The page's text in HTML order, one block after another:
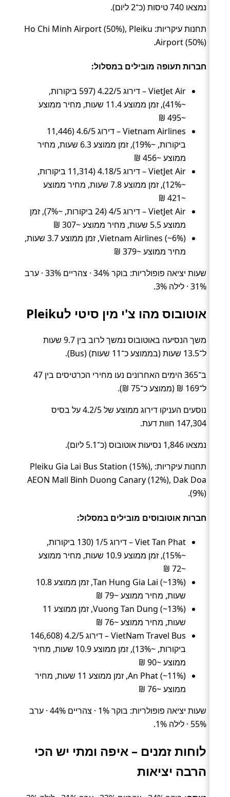
נמצאו 740 טיסות (כ־2 ליום).
תחנות עיקריות: Ho Chi Minh Airport (50%), Pleiku
Airport (50%).
חברות תעופה מובילים במסלול:
VietJet Air – דירוג 4.22/5 (597 ביקורות,
~41%), זמן ממוצע 11.4 שעות, מחיר ממוצע
~495 ₪
Vietnam Airlines – דירוג 4.6/5 (11,446
ביקורות, ~19%), זמן ממוצע 6.3 שעות, מחיר
ממוצע ~456 ₪
VietJet Air – דירוג 4.18/5 (11,314 ביקורות,
~12%), זמן ממוצע 7.8 שעות, מחיר ממוצע
~421 ₪
VietJet Air – דירוג 4/5 (24 ביקורות, ~7%), זמן
ממוצע 5.5 שעות, מחיר ממוצע ~307 ₪
Vietnam Airlines (~6%), זמן ממוצע 3.7 שעות,
מחיר ממוצע ~379 ₪
שעות יציאה פופולריות: בוקר 34% · צהריים 33% · ערב
31% · לילה 3%.
אוטובוס מהו צ'י מין סיטי לPleiku
משך הנסיעה באוטובוס נמשך לרוב בין 9.7 שעות
ל־13.5 שעות (בממוצע כ־11 שעות) (Bus).
ב־365 הימים האחרונים נעו מחירי הכרטיסים בין 47
ל־169 ₪ (ממוצע כ־75 ₪).
נוסעים העניקו דירוג ממוצע של 4.2/5 על בסיס
147,304 חוות דעת.
נמצאו 1,846 נסיעות אוטובוס (כ־5.1 ליום).
תחנות עיקריות: Pleiku Gia Lai Bus Station (15%),
AEON Mall Binh Duong Canary (12%), Dak Doa
(9%).
חברות אוטובוסים מובילים במסלול:
Viet Tan Phat – דירוג 1/5 (130 ביקורות,
~15%), זמן ממוצע 10.9 שעות, מחיר ממוצע
~72 ₪
Tan Hung Gia Lai (~13%), זמן ממוצע 10.8
שעות, מחיר ממוצע ~79 ₪
Vuong Tan Dung (~13%), זמן ממוצע 11
שעות, מחיר ממוצע ~76 ₪
VietNam Travel Bus – דירוג 4.2/5 (146,608
ביקורות, ~13%), זמן ממוצע 10.9 שעות, מחיר
ממוצע ~90 ₪
An Phat (~11%), זמן ממוצע 11 שעות, מחיר
ממוצע ~76 ₪
שעות יציאה פופולריות: בוקר 1% · צהריים 44% · ערב
55% · לילה 1%.
לוחות זמנים – איפה ומתי יש הכי
הרבה יציאות